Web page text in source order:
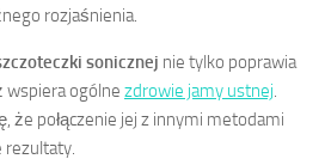
rozjaśnienia.
sonicznej nie tylko poprawia
wspiera ogólne zdrowie jamy ustnej.
że połączenie jej z innymi metodami
rezultaty.